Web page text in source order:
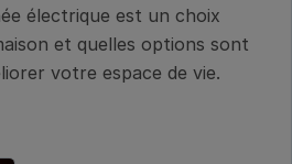
électrique est un choix
et quelles options sont
votre espace de vie.